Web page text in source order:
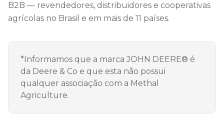
B2B — revendedores, distribuidores e cooperativas
agrícolas no Brasil e em mais de 11 países.
*Informamos que a marca JOHN DEERE® é
da Deere & Co e que esta não possui
qualquer associação com a Methal
Agriculture.